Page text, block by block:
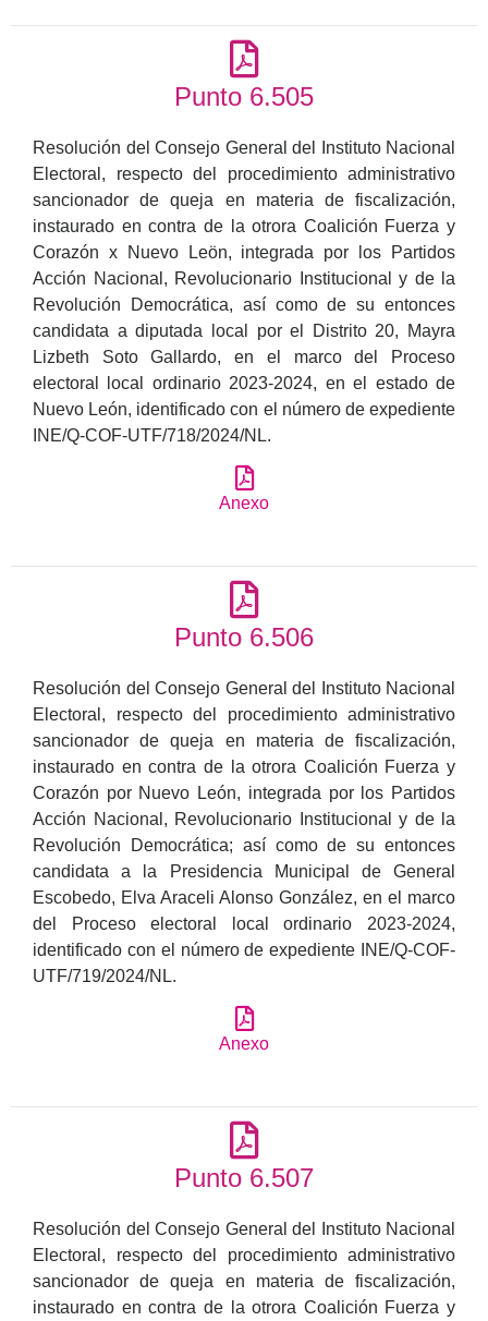
Punto 6.505
Resolución del Consejo General del Instituto Nacional
Electoral, respecto del procedimiento administrativo
sancionador de queja en materia de fiscalización,
instaurado en contra de la otrora Coalición Fuerza y
Corazón x Nuevo Leön, integrada por los Partidos
Acción Nacional, Revolucionario Institucional y de la
Revolución Democrática, así como de su entonces
candidata a diputada local por el Distrito 20, Mayra
Lizbeth Soto Gallardo, en el marco del Proceso
electoral local ordinario 2023-2024, en el estado de
Nuevo León, identificado con el número de expediente
INE/Q-COF-UTF/718/2024/NL.
Anexo
Punto 6.506
Resolución del Consejo General del Instituto Nacional
Electoral, respecto del procedimiento administrativo
sancionador de queja en materia de fiscalización,
instaurado en contra de la otrora Coalición Fuerza y
Corazón por Nuevo León, integrada por los Partidos
Acción Nacional, Revolucionario Institucional y de la
Revolución Democrática; así como de su entonces
candidata a la Presidencia Municipal de General
Escobedo, Elva Araceli Alonso González, en el marco
del Proceso electoral local ordinario 2023-2024,
identificado con el número de expediente INE/Q-COF-
UTF/719/2024/NL.
Anexo
Punto 6.507
Resolución del Consejo General del Instituto Nacional
Electoral, respecto del procedimiento administrativo
sancionador de queja en materia de fiscalización,
instaurado en contra de la otrora Coalición Fuerza y